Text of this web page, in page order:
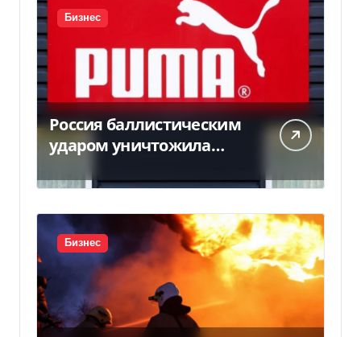
Бизнес
Россия баллистическим
ударом уничтожила
детали
Бизнес